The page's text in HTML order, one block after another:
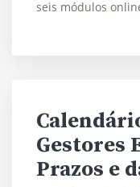
seis módulos
Gestores
Prazos e